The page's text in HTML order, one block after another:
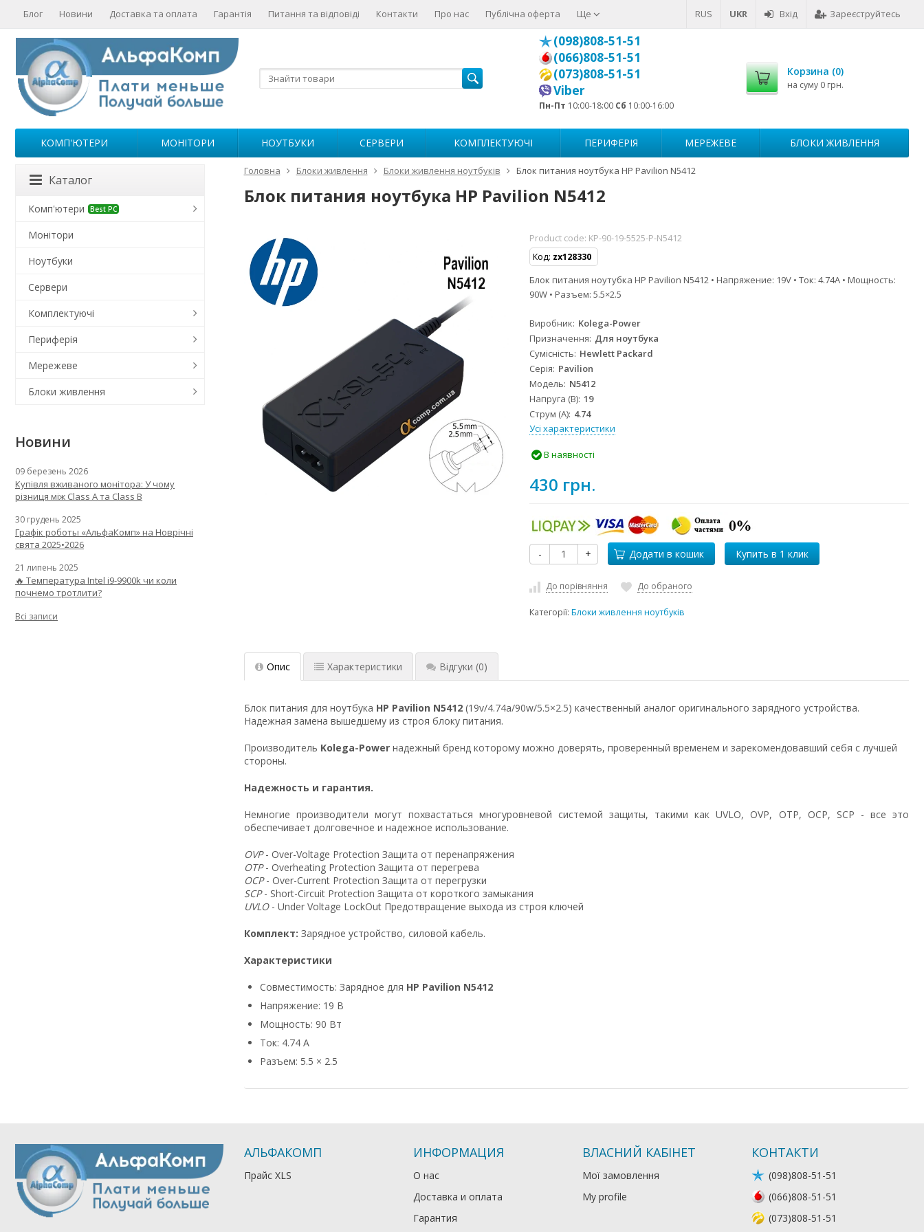
RUS UKR Вхід Зареєструйтесь
Блог Новини Доставка та оплата Гарантія Питання та відповіді Контакти Про нас Публічна оферта Ще
(098)808-51-51
(066)808-51-51
(073)808-51-51
Viber
Пн-Пт 10:00-18:00 Сб 10:00-16:00
Корзина (0)
на суму 0 грн.
КОМП'ЮТЕРИ МОНІТОРИ НОУТБУКИ СЕРВЕРИ КОМПЛЕКТУЮЧІ ПЕРИФЕРІЯ МЕРЕЖЕВЕ БЛОКИ ЖИВЛЕННЯ
Головна Блоки живлення Блоки живлення ноутбуків Блок питания ноутбука HP Pavilion N5412
Блок питания ноутбука HP Pavilion N5412
Product code: KP-90-19-5525-P-N5412
Код: zx128330
Блок питания ноутубка HP Pavilion N5412 • Напряжение: 19V • Ток: 4.74A • Мощность:
90W • Разъем: 5.5×2.5
Виробник Kolega-Power
Призначення Для ноутбука
Сумісність Hewlett Packard
Серія Pavilion
Модель N5412
Напруга (В) 19
Струм (А) 4.74
Усі характеристики
В наявності
430 грн.
- + Додати в кошик
До порівняння До обраного
Категорії:Блоки живлення ноутбуків
Опис Характеристики Відгуки (0)
Блок питания для ноутбука HP Pavilion N5412 (19v/4.74a/90w/5.5×2.5) качественный аналог оригинального зарядного устройства.
Надежная замена вышедшему из строя блоку питания.
Производитель Kolega-Powerнадежный бренд которому можно доверять, проверенный временем и зарекомендовавший себя с лучшей
стороны.
Надежность и гарантия.
Немногие производители могут похвастаться многуровневой системой защиты, такими как UVLO, OVP, OTP, OCP, SCP - все это
обеспечивает долговечное и надежное использование.
OVP- Over-Voltage Protection Защита от перенапряжения
OTP- Overheating Protection Защита от перегрева
OCP- Over-Current Protection Защита от перегрузки
SCP- Short-Circuit Protection Защита от короткого замыкания
UVLO- Under Voltage LockOut Предотвращение выхода из строя ключей
Комплект: Зарядное устройство, силовой кабель.
Характеристики
Совместимость: Зарядное для HP Pavilion N5412
Напряжение: 19 В
Мощность: 90 Вт
Ток: 4.74 А
Разъем: 5.5 × 2.5
Каталог
Комп'ютери Best PC
Монітори
Ноутбуки
Сервери
Комплектуючі
Периферія
Мережеве
Блоки живлення
Новини
09 березень 2026
Купівля вживаного монітора: У чому
різниця між Class A та Class B
30 грудень 2025
Графік роботы «АльфаКомп» на Новрічні
свята 2025•2026
21 липень 2025
🔥 Температура Intel i9-9900k чи коли
почнемо тротлити?
Всі записи
АЛЬФАКОМП
Прайс XLS
ИНФОРМАЦИЯ
О нас
Доставка и оплата
Гарантия
ВЛАСНИЙ КАБІНЕТ
Мої замовлення
My profile
КОНТАКТИ
(098)808-51-51
(066)808-51-51
(073)808-51-51